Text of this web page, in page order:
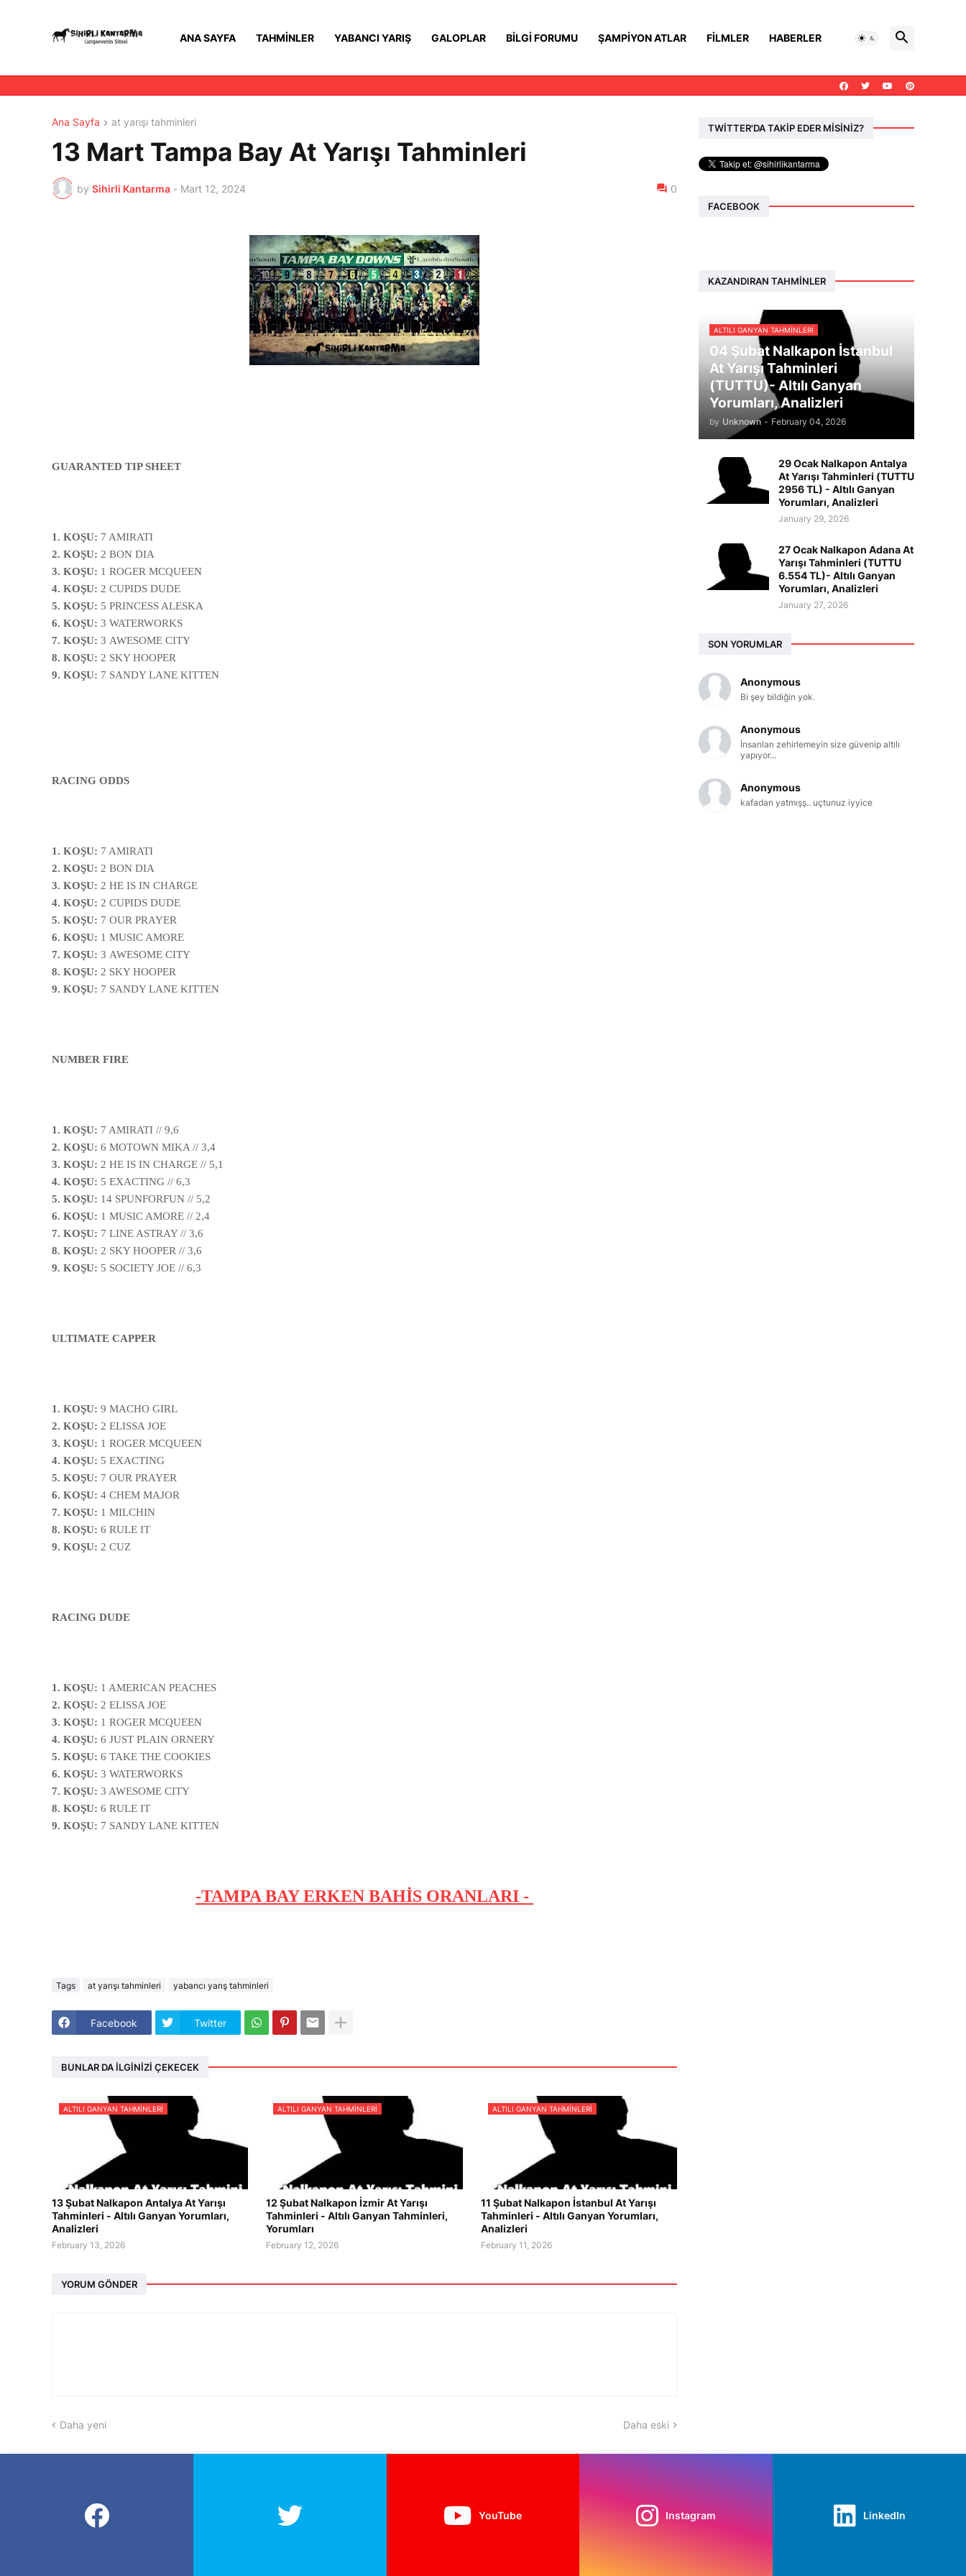
ANA SAYFA TAHMINLER YABANCI YARIŞ GALOPLAR BILGI FORUMU ŞAMPIYON ATLAR FILMLER HABERLER
Ana Sayfa at yarışı tahminleri
13 Mart Tampa Bay At Yarışı Tahminleri
by Sihirli Kantarma - Mart 12, 2024 0
GUARANTED TIP SHEET
1. KOŞU: 7 AMIRATI
2. KOŞU: 2 BON DIA
3. KOŞU: 1 ROGER MCQUEEN
4. KOŞU: 2 CUPIDS DUDE
5. KOŞU: 5 PRINCESS ALESKA
6. KOŞU: 3 WATERWORKS
7. KOŞU: 3 AWESOME CITY
8. KOŞU: 2 SKY HOOPER
9. KOŞU: 7 SANDY LANE KITTEN
RACING ODDS
1. KOŞU: 7 AMIRATI
2. KOŞU: 2 BON DIA
3. KOŞU: 2 HE IS IN CHARGE
4. KOŞU: 2 CUPIDS DUDE
5. KOŞU: 7 OUR PRAYER
6. KOŞU: 1 MUSIC AMORE
7. KOŞU: 3 AWESOME CITY
8. KOŞU: 2 SKY HOOPER
9. KOŞU: 7 SANDY LANE KITTEN
NUMBER FIRE
1. KOŞU: 7 AMIRATI // 9,6
2. KOŞU: 6 MOTOWN MIKA // 3,4
3. KOŞU: 2 HE IS IN CHARGE // 5,1
4. KOŞU: 5 EXACTING // 6,3
5. KOŞU: 14 SPUNFORFUN // 5,2
6. KOŞU: 1 MUSIC AMORE // 2,4
7. KOŞU: 7 LINE ASTRAY // 3,6
8. KOŞU: 2 SKY HOOPER // 3,6
9. KOŞU: 5 SOCIETY JOE // 6,3
ULTIMATE CAPPER
1. KOŞU: 9 MACHO GIRL
2. KOŞU: 2 ELISSA JOE
3. KOŞU: 1 ROGER MCQUEEN
4. KOŞU: 5 EXACTING
5. KOŞU: 7 OUR PRAYER
6. KOŞU: 4 CHEM MAJOR
7. KOŞU: 1 MILCHIN
8. KOŞU: 6 RULE IT
9. KOŞU: 2 CUZ
RACING DUDE
1. KOŞU: 1 AMERICAN PEACHES
2. KOŞU: 2 ELISSA JOE
3. KOŞU: 1 ROGER MCQUEEN
4. KOŞU: 6 JUST PLAIN ORNERY
5. KOŞU: 6 TAKE THE COOKIES
6. KOŞU: 3 WATERWORKS
7. KOŞU: 3 AWESOME CITY
8. KOŞU: 6 RULE IT
9. KOŞU: 7 SANDY LANE KITTEN
-TAMPA BAY ERKEN BAHİS ORANLARI -
Tags at yarışı tahminleri yabancı yarış tahminleri
Facebook Twitter
BUNLAR DA İLGINIZI ÇEKECEK
ALTILI GANYAN TAHMINLERI
13 Şubat Nalkapon Antalya At Yarışı
Tahminleri - Altılı Ganyan Yorumları,
Analizleri
February 13, 2026
ALTILI GANYAN TAHMINLERI
12 Şubat Nalkapon İzmir At Yarışı
Tahminleri - Altılı Ganyan Tahminleri,
Yorumları
February 12, 2026
ALTILI GANYAN TAHMINLERI
11 Şubat Nalkapon İstanbul At Yarışı
Tahminleri - Altılı Ganyan Yorumları,
Analizleri
February 11, 2026
YORUM GÖNDER
Daha yeni Daha eski
TWİTTER'DA TAKİP EDER MİSİNİZ?
FACEBOOK
KAZANDIRAN TAHMINLER
ALTILI GANYAN TAHMINLERI
04 Şubat Nalkapon İstanbul
At Yarışı Tahminleri
(TUTTU)- Altılı Ganyan
Yorumları, Analizleri
by Unknown - February 04, 2026
29 Ocak Nalkapon Antalya
At Yarışı Tahminleri (TUTTU
2956 TL) - Altılı Ganyan
Yorumları, Analizleri
January 29, 2026
27 Ocak Nalkapon Adana At
Yarışı Tahminleri (TUTTU
6.554 TL)- Altılı Ganyan
Yorumları, Analizleri
January 27, 2026
SON YORUMLAR
Anonymous
Bi şey bildiğin yok.
Anonymous
İnsanları zehirlemeyin size güvenip altılı
yapıyor...
Anonymous
kafadan yatmışş.. uçtunuz iyyice
YouTube Instagram LinkedIn